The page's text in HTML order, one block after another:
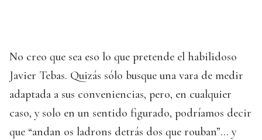
No creo que sea eso lo que pretende el habilidoso
Javier Tebas. Quizás sólo busque una vara de medir
adaptada a sus conveniencias, pero, en cualquier
caso, y solo en un sentido figurado, podríamos decir
que “andan os ladrons detrás dos que rouban”... y